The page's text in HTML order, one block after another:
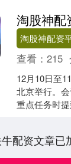
淘股神配资
查看：215
12月10日至
北京举行。
重点任务时
配资文章已